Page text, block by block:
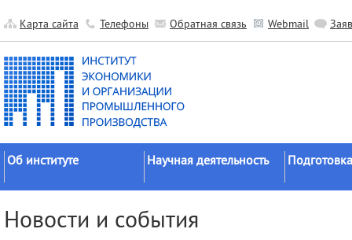
Карта сайта Телефоны Обратная связь Webmail
Об институте
Официальные документы
Научная деятельность
исследований
Новости и события